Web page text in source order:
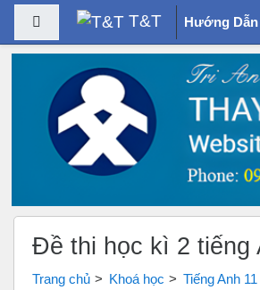
Chuyển tới nội dung chính
Bảng điều khiển cạnh
T&T Hướng Dẫn
Đề thi học kì 2 tiếng
Trang chủ Khoá học Tiếng Anh 11